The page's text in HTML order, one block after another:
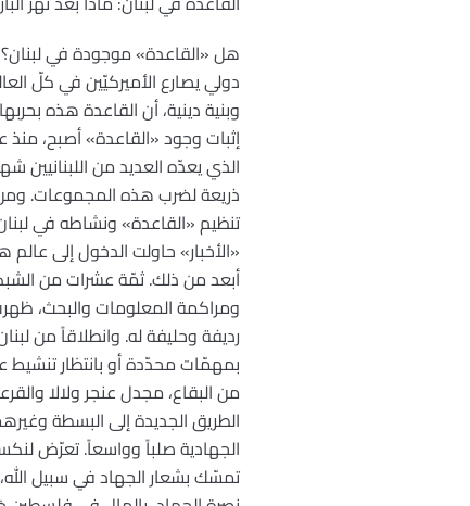
هل «القاعدة» موجودة في لبنان؟
دولي يصارع الأميركيّين في كلّ
وبنية دينية، أن القاعدة هذه
الذي يعدّه العديد من
ذريعة لضرب هذه المجموعات.
تنظيم «القاعدة» ونشاطه في
«الأخبار» حاولت الدخول إلى
أبعد من ذلك. ثمّة عشرات من
ومراكمة المعلومات والبحث،
رديفة وحليفة له. وانطلاقاً من
بمهمّات محدّدة أو بانتظار تنشيط
من البقاع، مجدل عنجر ولالا
الطريق الجديدة إلى البسطة
الجهادية صلباً وواسعاً. تعرّض
تمسّك بشعار الجهاد في سبيل